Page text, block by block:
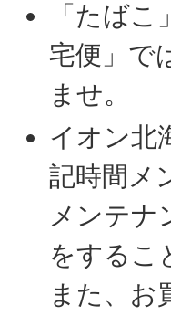
「たば
宅便」で
ませ。
イオン北
記時間メ
メンテナ
をするこ
また、お